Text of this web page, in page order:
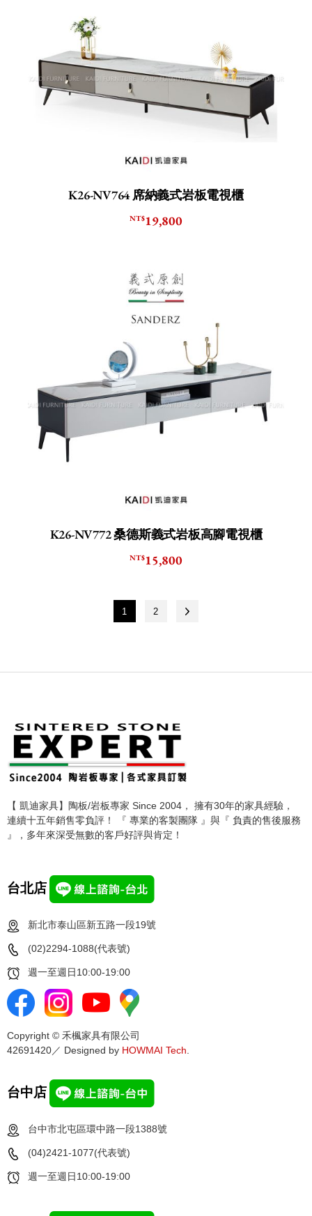
K26-NV764 席納義式岩板電視櫃
NT$19,800
K26-NV772 桑德斯義式岩板高腳電視櫃
NT$15,800
1 2
【 凱迪家具】陶板/岩板專家 Since 2004， 擁有30年的家具經驗，
連續十五年銷售零負評！ 『 專業的客製團隊 』與『 負責的售後服務
』，多年來深受無數的客戶好評與肯定！
台北店
新北市泰山區新五路一段19號
(02)2294-1088(代表號)
週一至週日10:00-19:00
Copyright © 禾楓家具有限公司
42691420／ Designed by HOWMAI Tech.
台中店
台中市北屯區環中路一段1388號
(04)2421-1077(代表號)
週一至週日10:00-19:00